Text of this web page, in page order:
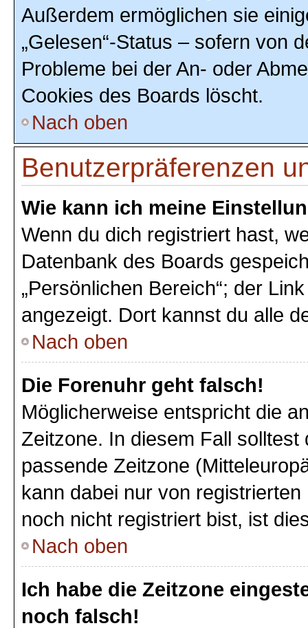
Außerdem ermöglichen sie
„Gelesen“-Status – sofern von
Probleme bei der An- oder
Cookies des Boards löscht.
Nach oben
Benutzerpräferenzen
Wie kann ich meine
Wenn du dich registriert hast,
Datenbank des Boards
„Persönlichen Bereich“; der
angezeigt. Dort kannst du alle
Nach oben
Die Forenuhr geht falsch!
Möglicherweise entspricht die
Zeitzone. In diesem Fall solltest
passende Zeitzone
kann dabei nur von
noch nicht registriert bist, ist
Nach oben
Ich habe die Zeitzone
noch falsch!